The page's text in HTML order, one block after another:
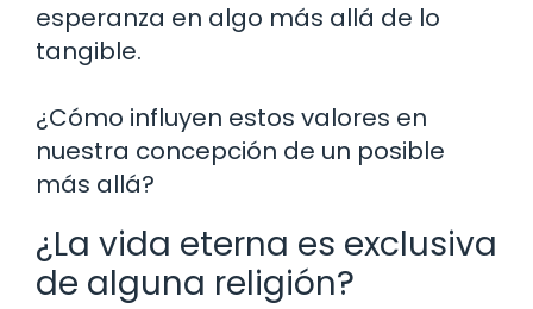
esperanza en algo más allá de lo
tangible.
¿Cómo influyen estos valores en
nuestra concepción de un posible
más allá?
¿La vida eterna es exclusiva
de alguna religión?